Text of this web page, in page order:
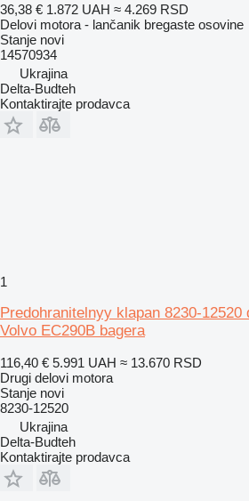
36,38 € 1.872 UAH ≈ 4.269 RSD
Delovi motora - lančanik bregaste osovine
Stanje novi
14570934
Ukrajina
Delta-Budteh
Kontaktirajte prodavca
1
Predohranitelnyy klapan 8230-
Volvo EC290B bagera
116,40 € 5.991 UAH ≈ 13.670 RSD
Drugi delovi motora
Stanje novi
8230-12520
Ukrajina
Delta-Budteh
Kontaktirajte prodavca